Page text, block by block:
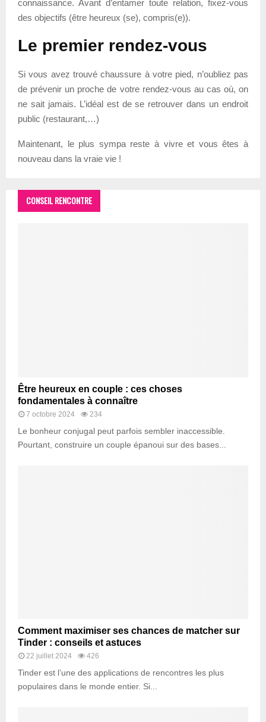
connaissance. Avant d’entamer toute relation, fixez-vous
des objectifs (être heureux (se), compris(e)).
Le premier rendez-vous
Si vous avez trouvé chaussure à votre pied, n’oubliez pas
de prévenir un proche de votre rendez-vous au cas où, on
ne sait jamais. L’idéal est de se retrouver dans un endroit
public (restaurant,…)
Maintenant, le plus sympa reste à vivre et vous êtes à
nouveau dans la vraie vie !
CONSEIL RENCONTRE
Être heureux en couple : ces choses
fondamentales à connaître
7 octobre 2024 234
Le bonheur conjugal peut parfois sembler inaccessible.
Pourtant, construire un couple épanoui sur des bases...
Comment maximiser ses chances de matcher sur
Tinder : conseils et astuces
22 juillet 2024 426
Tinder est l’une des applications de rencontres les plus
populaires dans le monde entier. Si...